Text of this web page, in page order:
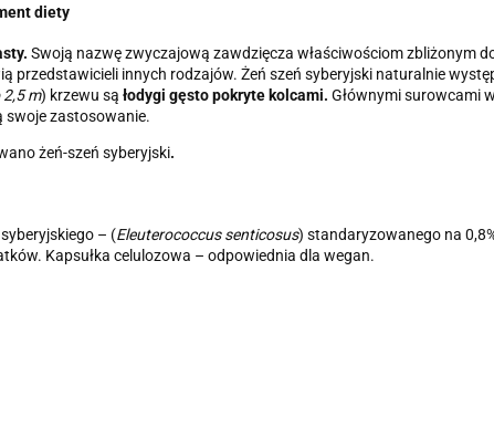
diety
Swoją nazwę zwyczajową zawdzięcza właściwościom zbliżonym
przedstawicieli innych rodzajów. Żeń szeń syberyjski naturalnie
m) krzewu są łodygi gęsto pokryte kolcami. Głównymi surowcami
swoje zastosowanie.
żeń-szeń syberyjski.
– (Eleuterococcus senticosus) standaryzowanego na
Kapsułka celulozowa – odpowiednia dla wegan.